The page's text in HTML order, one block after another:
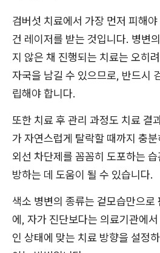
검버섯 치료에서 가장 먼저 피해
건 레이저를 받는 것입니다. 병변
지 않은 채 진행되는 치료는 오히
자국을 남길 수 있으므로, 반드시
립해야 합니다.
또한 치료 후 관리 과정도 치료 결
가 자연스럽게 탈락할 때까지 충
외선 차단제를 꼼꼼히 도포하는
방하는 데 도움이 될 수 있습니다.
색소 병변의 종류는 겉모습만으로
에, 자가 진단보다는 의료기관에
인 상태에 맞는 치료 방향을 설정